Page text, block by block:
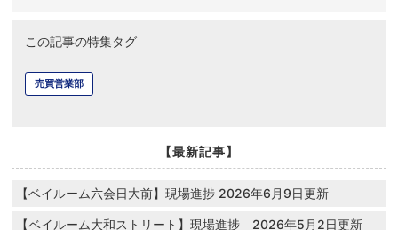
この記事の特集タグ
売買営業部
【最新記事】
【ベイルーム六会日大前】現場進捗 2026年6月9日更新
【ベイルーム大和ストリート】現場進捗 2026年5月2日更新